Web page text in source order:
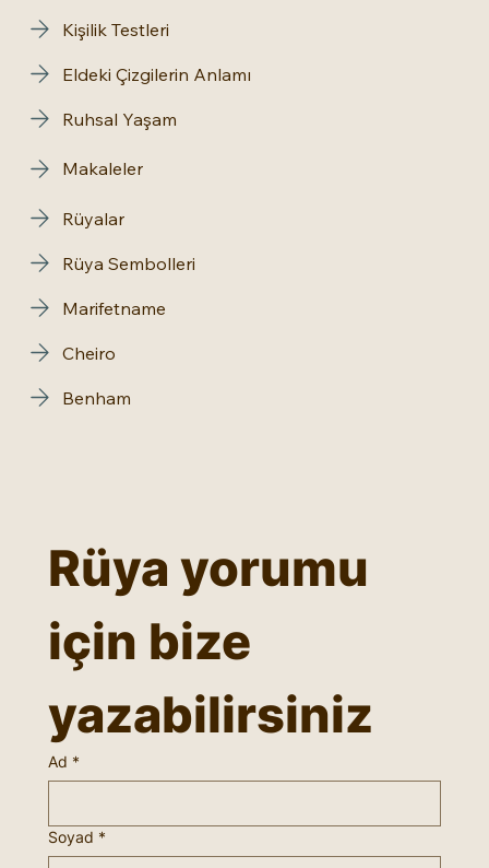
Makaleler
Kişilik Testleri
Eldeki Çizgilerin Anlamı
Ruhsal Yaşam
Rüyalar
Rüya Sembolleri
Marifetname
Cheiro
Benham
Rüya yorumu
için bize
yazabilirsiniz
Ad *
Soyad *